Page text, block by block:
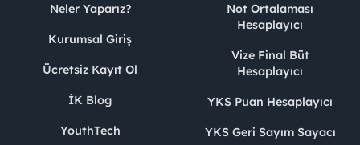
Neler Yaparız?
Kurumsal Giriş
Ücretsiz Kayıt Ol
İK Blog
YouthTech
Not Ortalaması
Hesaplayıcı
Vize Final Büt
Hesaplayıcı
YKS Puan Hesaplayıcı
YKS Geri Sayım Sayacı